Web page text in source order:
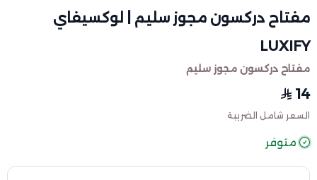
مفتاح دركسون مجوز سليم | لوكسيفاي
LUXIFY
مفتاح دركسون مجوز سليم
14
السعر شامل الضريبة
متوفر